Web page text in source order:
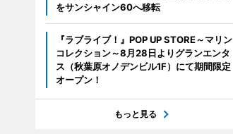
をサンシャイン60へ移転
『ラブライブ！』POP UP STORE～マリン
コレクション～8月28日よりグランエンタ
ス（秋葉原オノデンビル1F）にて期間限定
オープン！
もっと見る